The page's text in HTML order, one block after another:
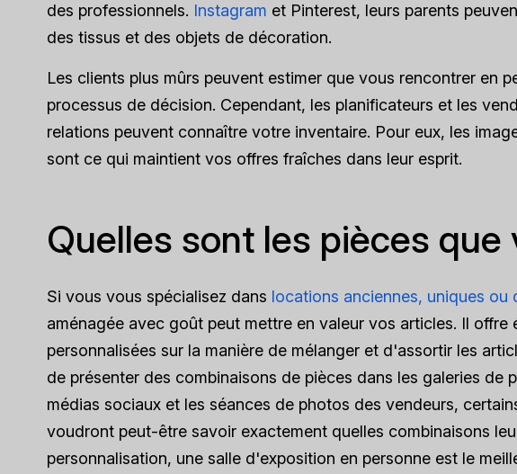
des professionnels. Instagram et Pinterest, leurs parents
des tissus et des objets de décoration.
Les clients plus mûrs peuvent estimer que vous rencontrer en
processus de décision. Cependant, les planificateurs et les
relations peuvent connaître votre inventaire. Pour eux, les
sont ce qui maintient vos offres fraîches dans leur esprit.
Quelles sont les pièces que
Si vous vous spécialisez dans locations anciennes, uniques ou
aménagée avec goût peut mettre en valeur vos articles. Il offre
personnalisées sur la manière de mélanger et d'assortir les
de présenter des combinaisons de pièces dans les galeries de
médias sociaux et les séances de photos des vendeurs,
voudront peut-être savoir exactement quelles combinaisons
personnalisation, une salle d'exposition en personne est le